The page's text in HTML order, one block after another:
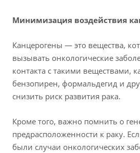
Минимизация воздействия
Канцерогены — это вещества,
вызывать онкологические
контакта с такими веществами,
бензопирен, формальдегид и
снизить риск развития рака.
Кроме того, важно помнить о
предрасположенности к раку.
были случаи онкологических